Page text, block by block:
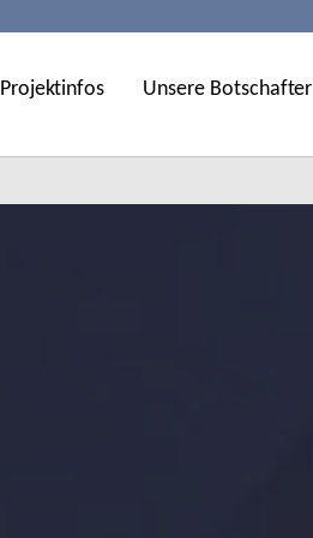
Projektinfos Unsere Botschafter